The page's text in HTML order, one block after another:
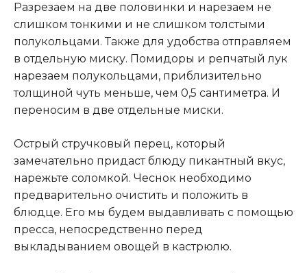
Разрезаем на две половинки и нарезаем не
слишком тонкими и не слишком толстыми
полукольцами. Также для удобства отправляем
в отдельную миску. Помидоры и репчатый лук
нарезаем полукольцами, приблизительно
толщиной чуть меньше, чем 0,5 сантиметра. И
переносим в две отдельные миски.
Острый стручковый перец, который
замечательно придаст блюду пикантный вкус,
нарежьте соломкой. Чеснок необходимо
предварительно очистить и положить в
блюдце. Его мы будем выдавливать с помощью
пресса, непосредственно перед
выкладыванием овощей в кастрюлю.